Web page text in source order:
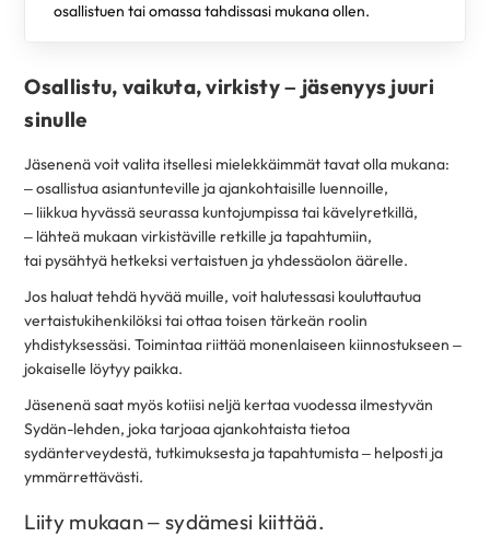
osallistuen tai omassa tahdissasi mukana ollen.
Osallistu, vaikuta, virkisty – jäsenyys juuri
sinulle
Jäsenenä voit valita itsellesi mielekkäimmät tavat olla mukana:
– osallistua asiantunteville ja ajankohtaisille luennoille,
– liikkua hyvässä seurassa kuntojumpissa tai kävelyretkillä,
– lähteä mukaan virkistäville retkille ja tapahtumiin,
tai pysähtyä hetkeksi vertaistuen ja yhdessäolon äärelle.
Jos haluat tehdä hyvää muille, voit halutessasi kouluttautua
vertaistukihenkilöksi tai ottaa toisen tärkeän roolin
yhdistyksessäsi. Toimintaa riittää monenlaiseen kiinnostukseen –
jokaiselle löytyy paikka.
Jäsenenä saat myös kotiisi neljä kertaa vuodessa ilmestyvän
Sydän-lehden, joka tarjoaa ajankohtaista tietoa
sydänterveydestä, tutkimuksesta ja tapahtumista – helposti ja
ymmärrettävästi.
Liity mukaan – sydämesi kiittää.